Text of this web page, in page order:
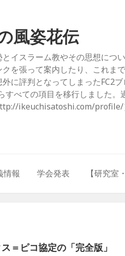
風姿花伝
イスラーム教やその思想につ
を張って案内したり、これま
に評判となってしまったFC2
べての項目を移行しました。
ikeuchisatoshi.com/profile/
情報 学会発表 【研究室
＝ピコ協定の「完全版」